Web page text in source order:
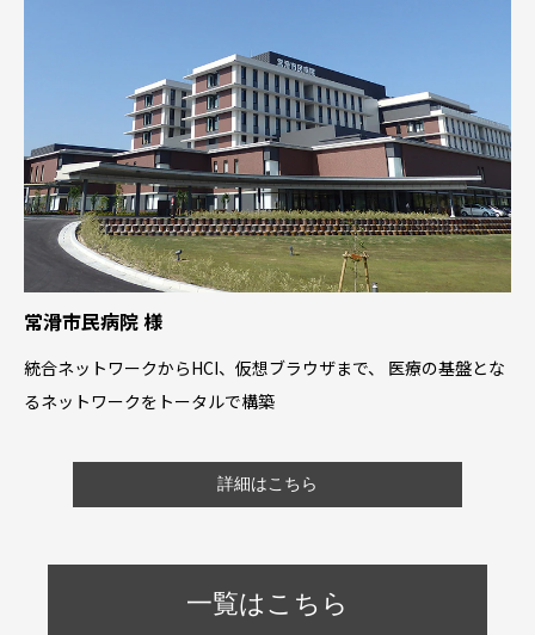
常滑市民病院 様
統合ネットワークからHCI、仮想ブラウザまで、 医療の基盤とな
るネットワークをトータルで構築
詳細はこちら
一覧はこちら